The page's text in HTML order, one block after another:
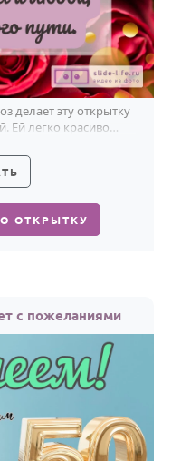
делает эту открытку
Ей легко красиво
ОТКРЫТКУ
с пожеланиями